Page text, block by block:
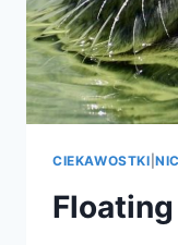
CIEKAWOSTKI |
Floating